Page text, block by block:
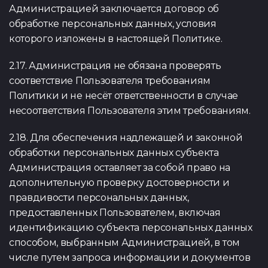
Администрацией заключается договор об
обработке персональных данных, условия
которого изложены в настоящей Политике.
2.17. Администрация не обязана проверять
соответствие Пользователя требованиям
Политики и не несёт ответственности в случае
несоответствия Пользователя этим требованиям.
2.18. Для обеспечения надлежащей и законной
обработки персональных данных субъекта
Администрация оставляет за собой право на
дополнительную проверку достоверности и
правдивости персональных данных,
предоставленных Пользователем, включая
идентификацию субъекта персональных данных
способом, выбранным Администрацией, в том
числе путем запроса информации и документов